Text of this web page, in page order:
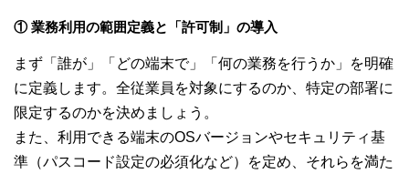
① 業務利用の範囲定義と「許可制」の導入
まず「誰が」「どの端末で」「何の業務を行うか」を明確
に定義します。全従業員を対象にするのか、特定の部署に
限定するのかを決めましょう。
また、利用できる端末のOSバージョンやセキュリティ基
準（パスコード設定の必須化など）を定め、それらを満た